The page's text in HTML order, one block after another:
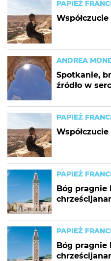
PAPIEŻ
ANDREA
Spotkanie,
źródło w
PAPIEŻ
PAPIEŻ
Bóg pragnie
PAPIEŻ
Bóg pragnie